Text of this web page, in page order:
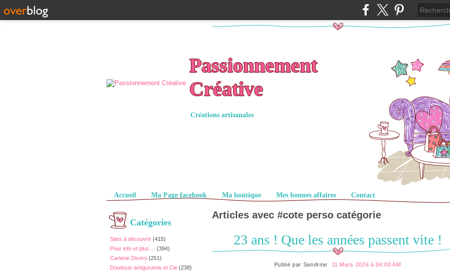
Passionnement
Créative
Créations artisanales
Pages
Accueil Ma Page facebook Ma boutique Mes bonnes affaires Contact
Catégories
Sites à découvrir (415)
Pour info et plus ...
(394)
Carterie Divers (251)
Doudous amigurumis et Cie (238)
Articles avec #cote perso catégorie
23 ans ! Que les années passent vite !
Publié par Sandrine 11 Mars 2026 à 06:00 AM